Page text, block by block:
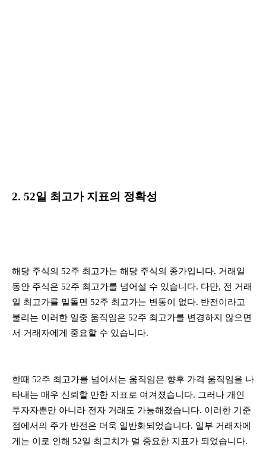
2. 52일 최고가 지표의 정확성
해당 주식의 52주 최고가는 해당 주식의 종가입니다. 거래일
동안 주식은 52주 최고가를 넘어설 수 있습니다. 다만, 전 거래
일 최고가를 밑돌면 52주 최고가는 변동이 없다. 반전이라고
불리는 이러한 일중 움직임은 52주 최고가를 변경하지 않으면
서 거래자에게 중요할 수 있습니다.
한때 52주 최고가를 넘어서는 움직임은 향후 가격 움직임을 나
타내는 매우 신뢰할 만한 지표로 여겨졌습니다. 그러나 개인
투자자뿐만 아니라 전자 거래도 가능해졌습니다. 이러한 기준
점에서의 주가 반전은 더욱 일반화되었습니다. 일부 거래자에
게는 이로 인해 52일 최고치가 덜 중요한 지표가 되었습니다.